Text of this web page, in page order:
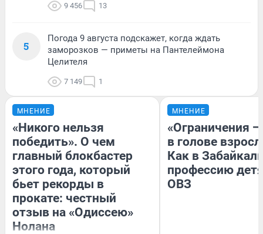
9 456 13
5
Погода 9 августа подскажет, когда ждать
заморозков — приметы на Пантелеймона
Целителя
7 149 1
МНЕНИЕ
«Никого нельзя
победить». О чем
главный блокбастер
этого года, который
бьет рекорды в
прокате: честный
отзыв на «Одиссею»
Нолана
МНЕНИЕ
«Ограничения
в голове
Как в
профессию
ОВЗ